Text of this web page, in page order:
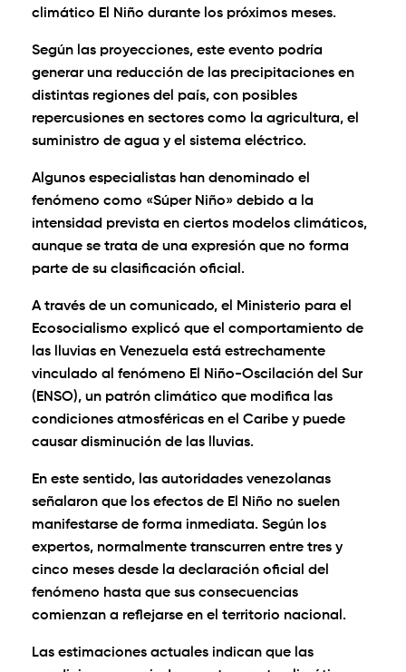
climático El Niño durante los próximos meses.
Según las proyecciones, este evento podría
generar una reducción de las precipitaciones en
distintas regiones del país, con posibles
repercusiones en sectores como la agricultura, el
suministro de agua y el sistema eléctrico.
Algunos especialistas han denominado el
fenómeno como «Súper Niño» debido a la
intensidad prevista en ciertos modelos climáticos,
aunque se trata de una expresión que no forma
parte de su clasificación oficial.
A través de un comunicado, el Ministerio para el
Ecosocialismo explicó que el comportamiento de
las lluvias en Venezuela está estrechamente
vinculado al fenómeno El Niño-Oscilación del Sur
(ENSO), un patrón climático que modifica las
condiciones atmosféricas en el Caribe y puede
causar disminución de las lluvias.
En este sentido, las autoridades venezolanas
señalaron que los efectos de El Niño no suelen
manifestarse de forma inmediata. Según los
expertos, normalmente transcurren entre tres y
cinco meses desde la declaración oficial del
fenómeno hasta que sus consecuencias
comienzan a reflejarse en el territorio nacional.
Las estimaciones actuales indican que las